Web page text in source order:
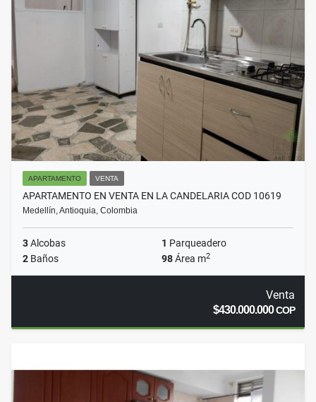
APARTAMENTO VENTA
APARTAMENTO EN VENTA EN LA CANDELARIA COD 10619
Medellín, Antioquia, Colombia
3Alcobas 1 Parqueadero
2 Baños 98Área m2
Venta
$430.000.000COP